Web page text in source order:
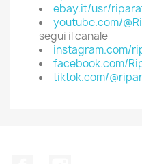
ebay.it/usr/
youtube.com/
segui il canale
instagram.com/
facebook.com/
tiktok.com/